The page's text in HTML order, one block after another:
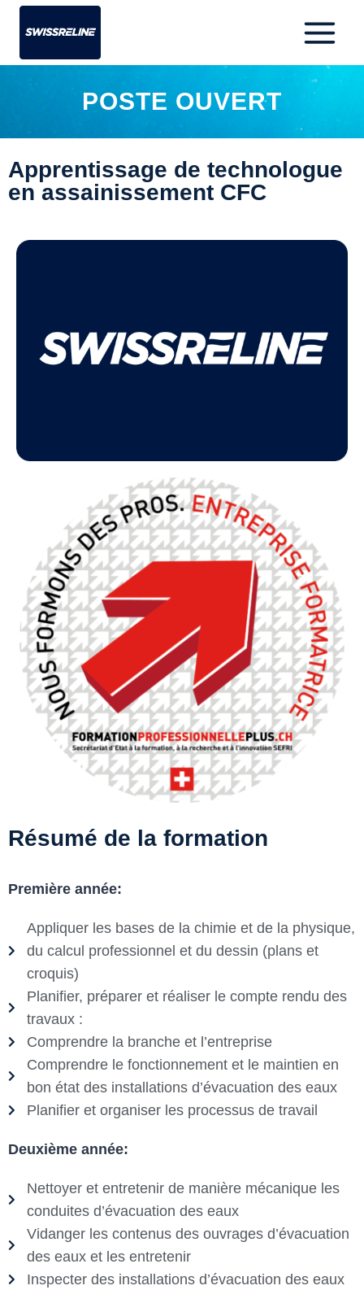
POSTE OUVERT
Apprentissage de technologue
en assainissement CFC
Résumé de la formation
Première année:
Appliquer les bases de la chimie et de la physique,
du calcul professionnel et du dessin (plans et
croquis)
Planifier, préparer et réaliser le compte rendu des
travaux :
Comprendre la branche et l’entreprise
Comprendre le fonctionnement et le maintien en
bon état des installations d’évacuation des eaux
Planifier et organiser les processus de travail
Deuxième année:
Nettoyer et entretenir de manière mécanique les
conduites d’évacuation des eaux
Vidanger les contenus des ouvrages d’évacuation
des eaux et les entretenir
Inspecter des installations d’évacuation des eaux